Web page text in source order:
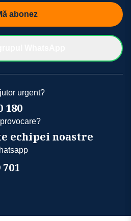
abonez
urgent?
180
echipei noastre
701